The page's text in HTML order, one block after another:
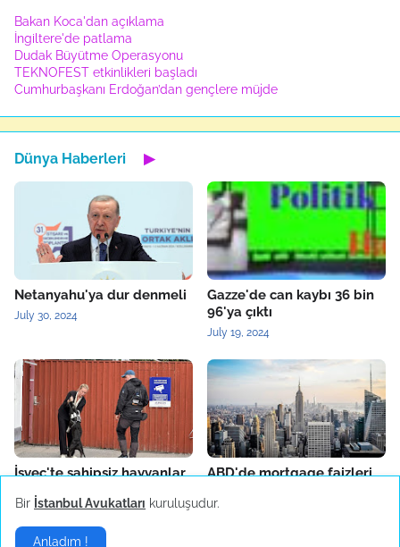
Bakan Koca'dan açıklama
İngiltere'de patlama
Dudak Büyütme Operasyonu
TEKNOFEST etkinlikleri başladı
Cumhurbaşkanı Erdoğan’dan gençlere müjde
Dünya Haberleri ▶
Netanyahu'ya dur denmeli
July 30, 2024
Gazze'de can kaybı 36 bin
96'ya çıktı
July 19, 2024
İsveç'te sahipsiz hayvanlar
July 05, 2024
ABD'de mortgage faizleri
May 30, 2024
Bir İstanbul Avukatları kuruluşudur.
Anladım !